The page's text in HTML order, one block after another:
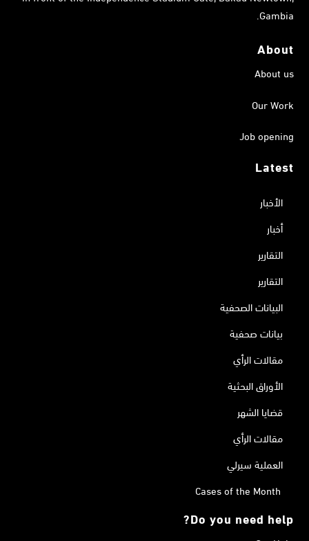
Gambia.
About
About us
Our Work
Job opening
Latest
الأخبار
أخبار
التقارير
التقارير
البيانات الصحفية
بيانات صحفية
مقالات الرأي
الأوراق البحثية
قضايا الشهر
مقالات الرأي
العملية سيرلي
Cases of the Month
Do you need help?